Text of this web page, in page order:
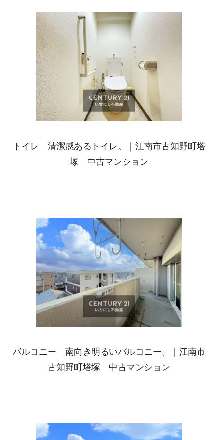
トイレ 清潔感あるトイレ。｜江南市古知野町塔
塚 中古マンション
バルコニー 南向き明るいバルコニー。｜江南市
古知野町塔塚 中古マンション